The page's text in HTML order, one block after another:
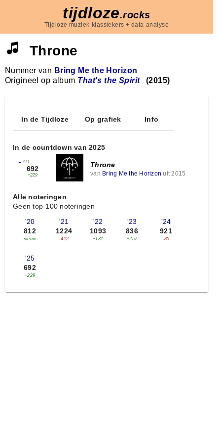
tijdloze.rocks
Tijdloze muziek-klassiekers + data-analyse
Throne
Nummer van Bring Me the Horizon
Origineel op album That's the Spirit (2015)
In de Tijdloze Op grafiek Info
In de countdown van 2025
← 921
692
+229
Throne
van Bring Me the Horizon uit 2015
Alle noteringen
Geen top-100 noteringen
'20
812
nieuw
'21
1224
-412
'22
1093
+131
'23
836
+257
'24
921
-85
'25
692
+229